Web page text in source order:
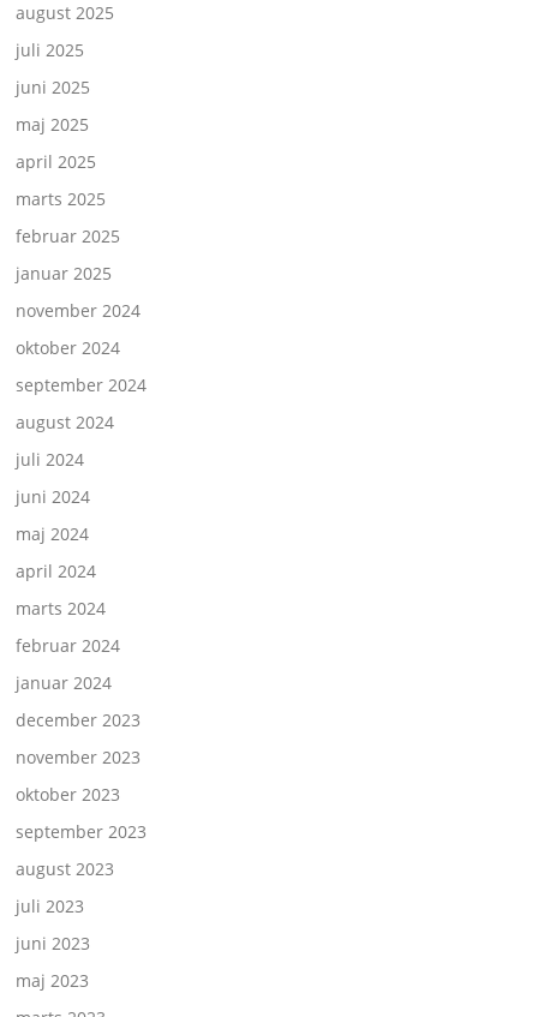
august 2025
juli 2025
juni 2025
maj 2025
april 2025
marts 2025
februar 2025
januar 2025
november 2024
oktober 2024
september 2024
august 2024
juli 2024
juni 2024
maj 2024
april 2024
marts 2024
februar 2024
januar 2024
december 2023
november 2023
oktober 2023
september 2023
august 2023
juli 2023
juni 2023
maj 2023